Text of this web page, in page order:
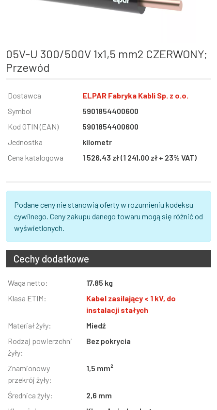
05V-U 300/500V 1x1,5 mm2 CZERWONY;
Przewód
Informacja
Wartość
Dostawca
ELPAR Fabryka Kabli Sp. z o.o.
Symbol
5901854400600
Kod GTIN (EAN)
5901854400600
Jednostka
kilometr
Cena katalogowa
1 526,43 zł (1 241,00 zł + 23% VAT)
Podane ceny nie stanowią oferty w rozumieniu kodeksu
cywilnego. Ceny zakupu danego towaru mogą się różnić od
wyświetlonych.
Cechy dodatkowe
Informacja
Wartość
Waga netto:
17,85 kg
Klasa ETIM:
Kabel zasilający < 1 kV, do
instalacji stałych
Materiał żyły:
Miedź
Rodzaj powierzchni
żyły:
Bez pokrycia
Znamionowy
przekrój żyły:
1,5 mm²
Średnica żyły:
2,6 mm